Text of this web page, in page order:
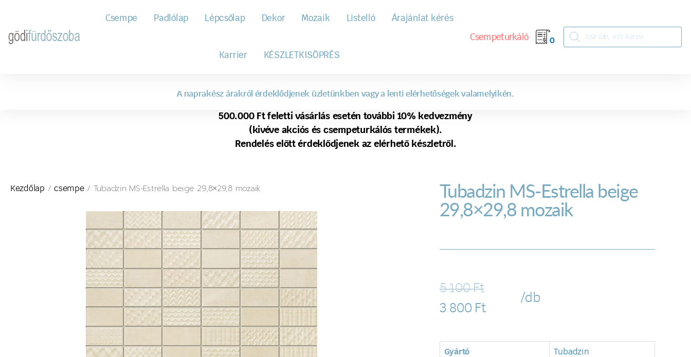
Csempe Padlólap Lépcsőlap Dekor Mozaik Listelló Árajánlat kérés
Karrier KÉSZLETKISÖPRÉS
Csempeturkáló 0
A naprakész árakról érdeklődjenek üzletünkben vagy a lenti elérhetőségek valamelyikén.
500.000 Ft feletti vásárlás esetén további 10% kedvezmény
(kivéve akciós és csempeturkálós termékek).
Rendelés előtt érdeklődjenek az elérhető készletről.
Kezdőlap /csempe/ Tubadzin MS-Estrella beige 29,8×29,8 mozaik Tubadzin MS-Estrella beige
29,8×29,8 mozaik
5 100Ft
3 800 Ft
/db
Gyártó Tubadzin